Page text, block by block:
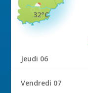
32°C
Jeudi 06
Vendredi 07